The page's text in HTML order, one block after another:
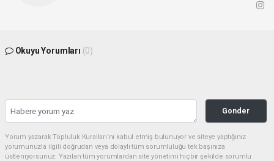
Okuyu Yorumları (0)
Gonder
Yorum yazarak Topluluk Kuralları’nı kabul etmiş bulunuyor ve siteye yaptığınız
yorumunuzla ilgili doğrudan veya dolaylı tüm sorumluluğu tek başınıza
üstleniyorsunuz. Yazılan tüm yorumlardan site yönetimi hiçbir şekilde sorumlu